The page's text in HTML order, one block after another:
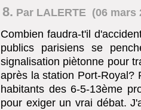
8. Par LALERTE (06 mars
Combien faudra-t'il
publics parisiens se
signalisation piètonne pour
après la station Port-Royal?
habitants des 6-5-13ème
pour exiger un vrai débat.